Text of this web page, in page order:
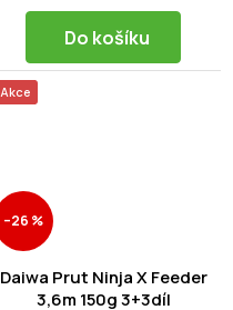
Do košíku
Akce
–26 %
Daiwa Prut Ninja X Feeder
3,6m 150g 3+3díl